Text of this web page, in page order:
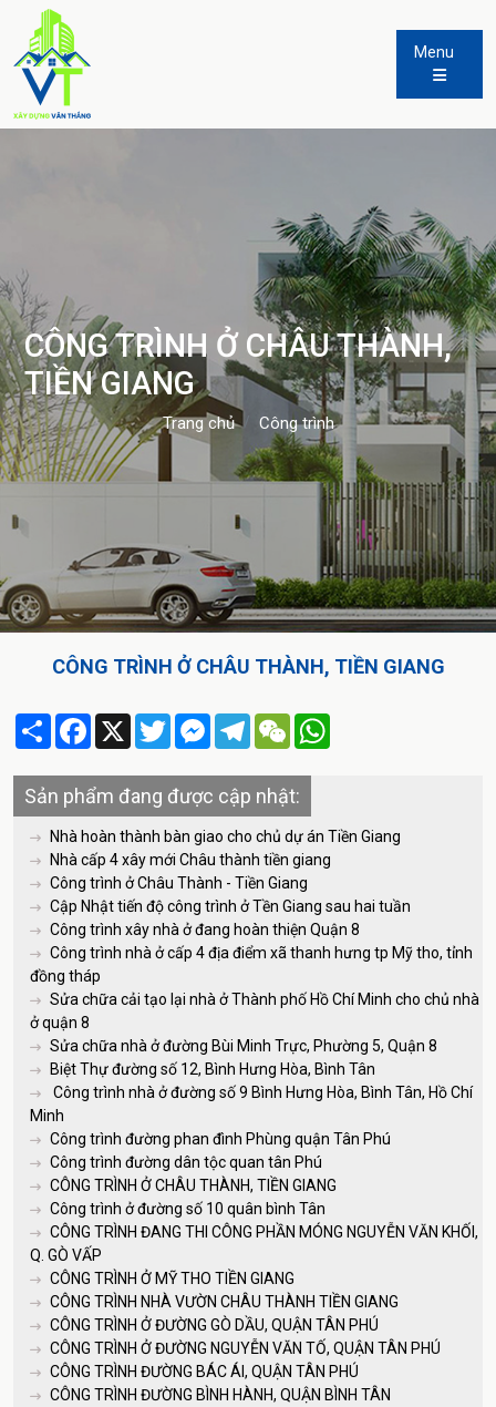
Menu
CÔNG TRÌNH Ở CHÂU THÀNH,
TIỀN GIANG
Trang chủ Công trình
CÔNG TRÌNH Ở CHÂU THÀNH, TIỀN GIANG
Share Facebook
X TwitterMessengerTelegramWeChat
Sản phẩm đang được cập nhật:
Nhà hoàn thành bàn giao cho chủ dự án Tiền Giang
Nhà cấp 4 xây mới Châu thành tiền giang
Công trình ở Châu Thành - Tiền Giang
Cập Nhật tiến độ công trình ở Tền Giang sau hai tuần
Công trình xây nhà ở đang hoàn thiện Quận 8
Công trình nhà ở cấp 4 địa điểm xã thanh hưng tp Mỹ tho, tỉnh
đồng tháp
Sửa chữa cải tạo lại nhà ở Thành phố Hồ Chí Minh cho chủ nhà
ở quận 8
Sửa chữa nhà ở đường Bùi Minh Trực, Phường 5, Quận 8
Biệt Thự đường số 12, Bình Hưng Hòa, Bình Tân
Công trình nhà ở đường số 9 Bình Hưng Hòa, Bình Tân, Hồ Chí
Minh
Công trình đường phan đình Phùng quận Tân Phú
Công trình đường dân tộc quan tân Phú
CÔNG TRÌNH Ở CHÂU THÀNH, TIỀN GIANG
Công trình ở đường số 10 quân bình Tân
CÔNG TRÌNH ĐANG THI CÔNG PHẦN MÓNG NGUYỄN VĂN KHỐI,
Q. GÒ VẤP
CÔNG TRÌNH Ở MỸ THO TIỀN GIANG
CÔNG TRÌNH NHÀ VƯỜN CHÂU THÀNH TIỀN GIANG
CÔNG TRÌNH Ở ĐƯỜNG GÒ DẦU, QUẬN TÂN PHÚ
CÔNG TRÌNH Ở ĐƯỜNG NGUYỄN VĂN TỐ, QUẬN TÂN PHÚ
CÔNG TRÌNH ĐƯỜNG BÁC ÁI, QUẬN TÂN PHÚ
CÔNG TRÌNH ĐƯỜNG BÌNH HÀNH, QUẬN BÌNH TÂN